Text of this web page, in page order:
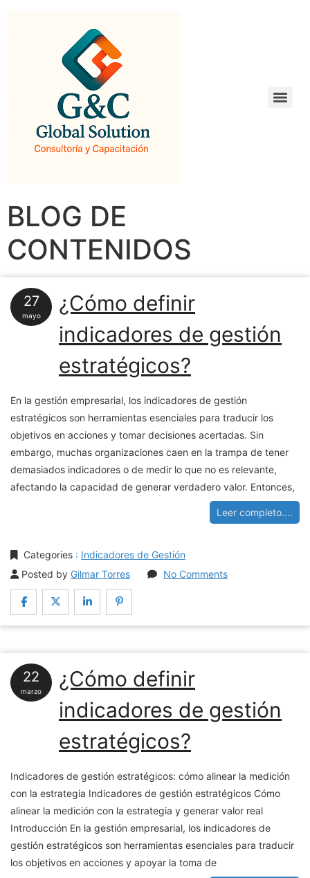
BLOG DE
CONTENIDOS
27
mayo
¿Cómo definir
indicadores de gestión
estratégicos?
En la gestión empresarial, los indicadores de gestión
estratégicos son herramientas esenciales para traducir los
objetivos en acciones y tomar decisiones acertadas. Sin
embargo, muchas organizaciones caen en la trampa de tener
demasiados indicadores o de medir lo que no es relevante,
afectando la capacidad de generar verdadero valor. Entonces,
Leer completo....
Categories : Indicadores de Gestión
Posted by Gilmar Torres No Comments
22
marzo
¿Cómo definir
indicadores de gestión
estratégicos?
Indicadores de gestión estratégicos: cómo alinear la medición
con la estrategia Indicadores de gestión estratégicos Cómo
alinear la medición con la estrategia y generar valor real
Introducción En la gestión empresarial, los indicadores de
gestión estratégicos son herramientas esenciales para traducir
los objetivos en acciones y apoyar la toma de